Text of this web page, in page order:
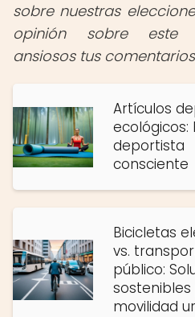
sobre nuestras
opinión sobre este
ansiosos tus
Artículos
ecológicos:
deportista
consciente
Bicicletas
vs.
público:
movilidad